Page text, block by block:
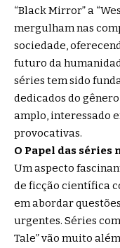
“Black Mirror” a
mergulham nas
sociedade,
futuro da
séries tem sido
dedicados do
amplo, interessado
provocativas.
O Papel das séries
Um aspecto
de ficção científica
em abordar
urgentes. Séries
Tale” vão muito